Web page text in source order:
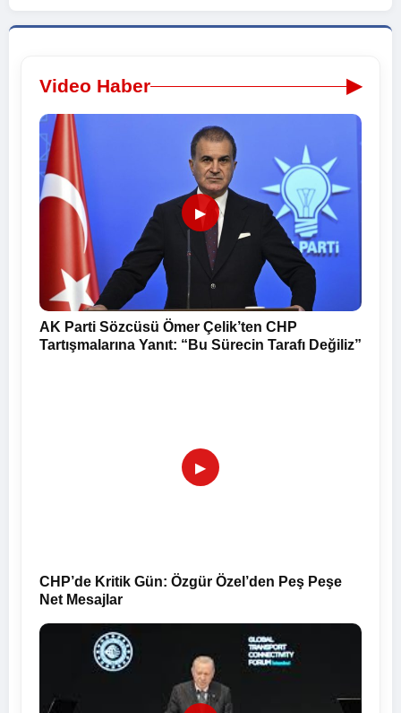
Video Haber ▶
▶
AK Parti Sözcüsü Ömer Çelik’ten CHP
Tartışmalarına Yanıt: “Bu Sürecin Tarafı Değiliz”
▶
CHP’de Kritik Gün: Özgür Özel’den Peş Peşe
Net Mesajlar